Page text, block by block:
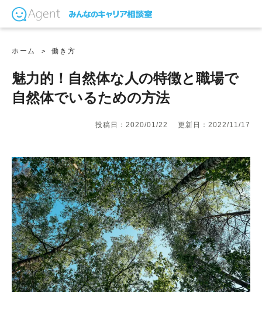
ホーム 働き方
魅力的！自然体な人の特徴と職場で
自然体でいるための方法
投稿日：2020/01/22 更新日：2022/11/17